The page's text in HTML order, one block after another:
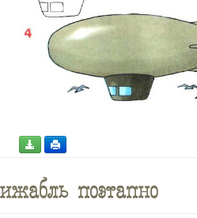
поэтапно